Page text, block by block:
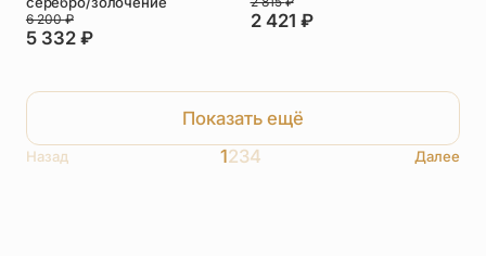
5 332 ₽
6 200₽ 2 421 ₽
Показать ещё
Назад 1234 Далее